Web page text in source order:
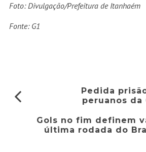
Foto: Divulgação/Prefeitura de Itanhaém
Fonte: G1
Pedida
peruanos
Gols no fim definem
última rodada do